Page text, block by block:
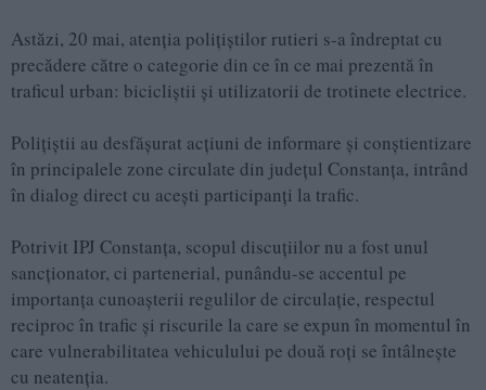
Astăzi, 20 mai, atenția polițiștilor rutieri s-a îndreptat cu
precădere către o categorie din ce în ce mai prezentă în
traficul urban: bicicliștii și utilizatorii de trotinete electrice.
Polițiștii au desfășurat acțiuni de informare și conștientizare
în principalele zone circulate din județul Constanța, intrând
în dialog direct cu acești participanți la trafic.
Potrivit IPJ Constanța, scopul discuțiilor nu a fost unul
sancţionator, ci partenerial, punându-se accentul pe
importanța cunoașterii regulilor de circulație, respectul
reciproc în trafic și riscurile la care se expun în momentul în
care vulnerabilitatea vehiculului pe două roți se întâlnește
cu neatenția.